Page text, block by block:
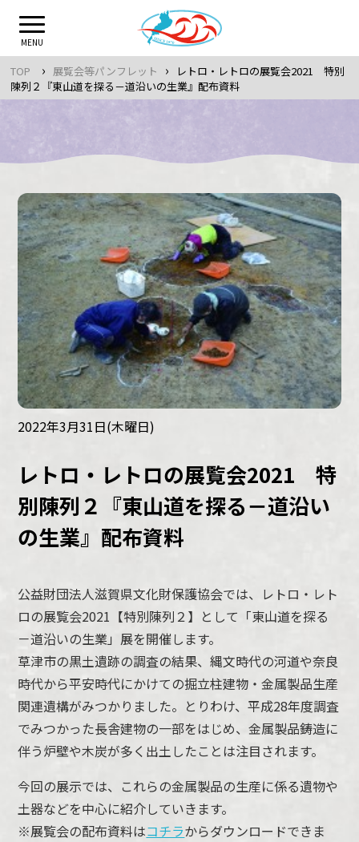
content
MENU
TOP › 展覧会等パンフレット ›
レトロ・レトロの展覧会2021 特別
陳列２『東山道を探る－道沿いの生業』配布資料
2022年3月31日(木曜日)
レトロ・レトロの展覧会2021 特
別陳列２『東山道を探る－道沿い
の生業』配布資料
公益財団法人滋賀県文化財保護協会では、レトロ・レト
ロの展覧会2021【特別陳列２】として「東山道を探る
－道沿いの生業」展を開催します。
草津市の黒土遺跡の調査の結果、縄文時代の河道や奈良
時代から平安時代にかけての掘立柱建物・金属製品生産
関連遺構がみつかりました。とりわけ、平成28年度調査
でみつかった長舎建物の一部をはじめ、金属製品鋳造に
伴う炉壁や木炭が多く出土したことは注目されます。
今回の展示では、これらの金属製品の生産に係る遺物や
土器などを中心に紹介していきます。
※展覧会の配布資料はコチラからダウンロードできま